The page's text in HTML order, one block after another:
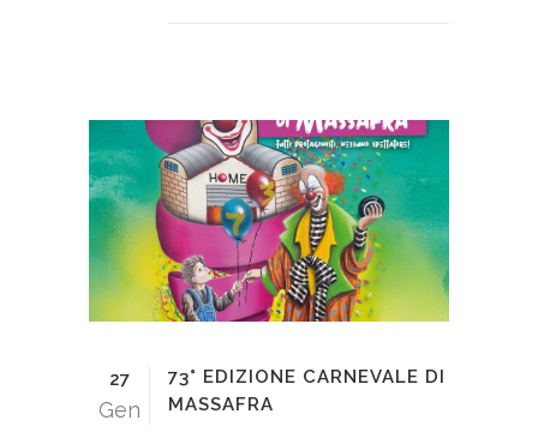
27
Gen
73° EDIZIONE CARNEVALE DI
MASSAFRA